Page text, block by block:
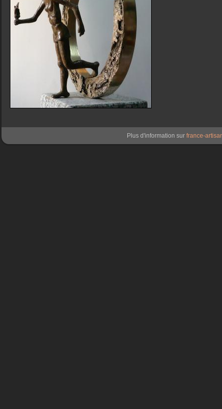
Plus d'information sur france-